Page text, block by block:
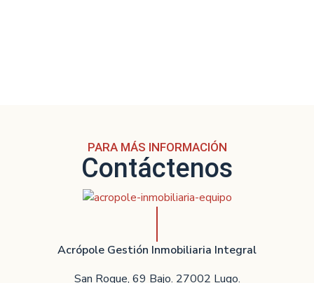
PARA MÁS INFORMACIÓN
Contáctenos
Acrópole Gestión Inmobiliaria Integral
San Roque, 69 Bajo. 27002 Lugo.